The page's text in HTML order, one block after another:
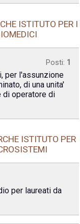
ISTITUTO PER I
Posti: 1
per l'assunzione
di una unita'
di operatore di
ISTITUTO PER
per laureati da